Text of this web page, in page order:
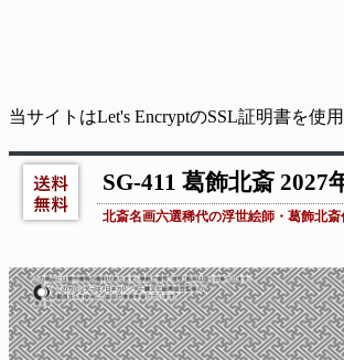
当サイトはLet's EncryptのSSL証明書を使
SG-411 葛飾北斎 2027
北斎名画六選稀代の浮世絵師・葛飾北斎